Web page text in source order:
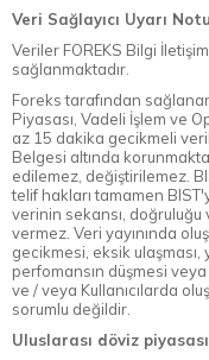
Veri Sağlayıcı Uyarı Notu
Veriler FOREKS Bilgi
sağlanmaktadır.
Foreks tarafından
Piyasası, Vadeli İşlem ve
az 15 dakika gecikmeli
Belgesi altında
edilemez, değiştirilemez.
telif hakları tamamen
verinin sekansı, doğruluğu
vermez. Veri yayınında
gecikmesi, eksik ulaşması,
perfomansın düşmesi veya
ve / veya Kullanıcılarda
sorumlu değildir.
Uluslarası döviz